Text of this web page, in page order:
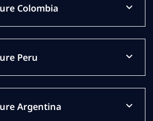
Colombia
Peru
Argentina